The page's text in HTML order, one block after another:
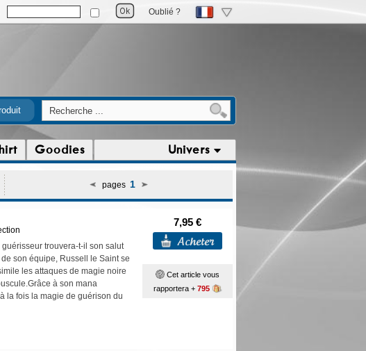
Oublié ?
Goodies Univers
pages 1
trouvera-t-il son salut
son équipe, Russell le Saint se
les attaques de magie noire
à son mana
la fois la magie de guérison du
7,95 €
Cet article vous
rapportera + 795